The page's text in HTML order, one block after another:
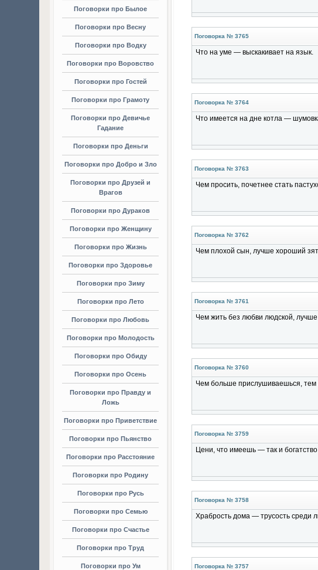
Поговорки про Былое
Поговорки про Весну
Поговорки про Водку
Поговорки про Воровство
Поговорки про Гостей
Поговорки про Грамоту
Поговорки про Девичье
Гадание
Поговорки про Деньги
Поговорки про Добро и Зло
Поговорки про Друзей и
Врагов
Поговорки про Дураков
Поговорки про Женщину
Поговорки про Жизнь
Поговорки про Здоровье
Поговорки про Зиму
Поговорки про Лето
Поговорки про Любовь
Поговорки про Молодость
Поговорки про Обиду
Поговорки про Осень
Поговорки про Правду и
Ложь
Поговорки про Приветствие
Поговорки про Пьянство
Поговорки про Расстояние
Поговорки про Родину
Поговорки про Русь
Поговорки про Семью
Поговорки про Счастье
Поговорки про Труд
Поговорки про Ум
Поговорка № 3765
Что на уме — выскакивает на язык.
Поговорка № 3764
Что имеется на дне котла —
Поговорка № 3763
Чем просить, почетнее стать
Поговорка № 3762
Чем плохой сын, лучше хороший
Поговорка № 3761
Чем жить без любви людской,
Поговорка № 3760
Чем больше прислушиваешься,
Поговорка № 3759
Цени, что имеешь — так и
Поговорка № 3758
Храбрость дома — трусость среди
Поговорка № 3757